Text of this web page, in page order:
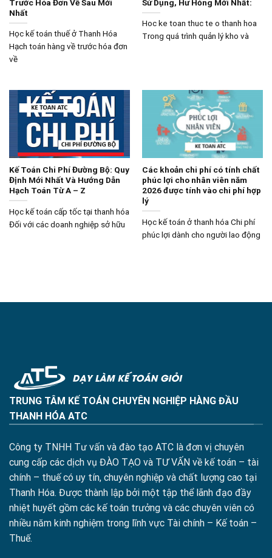
Trước Hóa Đơn Về Sau Mới
Nhất
Học kế toán thuế ở Thanh Hóa
Hạch toán hàng về trước hóa đơn
về
Sử Dụng, Hư Hỏng Mới Nhất:
Hoc ke toan thuc te o thanh hoa
Trong quá trình quản lý kho và
Kế Toán Chi Phí Đường Bộ: Quy
Định Mới Nhất Và Hướng Dẫn
Hạch Toán Từ A – Z
Học kế toán cấp tốc tại thanh hóa
Đối với các doanh nghiệp sở hữu
Các khoản chi phí có tính chất
phúc lợi cho nhân viên năm
2026 được tính vào chi phí hợp
lý
Học kế toán ở thanh hóa Chi phí
phúc lợi dành cho người lao động
TRUNG TÂM KẾ TOÁN CHUYÊN NGHIỆP HÀNG ĐẦU
THANH HÓA ATC
Công ty TNHH Tư vấn và đào tạo ATC là đơn vị chuyên
cung cấp các dịch vụ ĐÀO TẠO và TƯ VẤN về kế toán – tài
chính – thuế có uy tín, chuyên nghiệp và chất lượng cao tại
Thanh Hóa. Được thành lập bởi một tập thể lãnh đạo đầy
nhiệt huyết gồm các kế toán trưởng và các chuyên viên có
nhiều năm kinh nghiệm trong lĩnh vực Tài chính – Kế toán –
Thuế.